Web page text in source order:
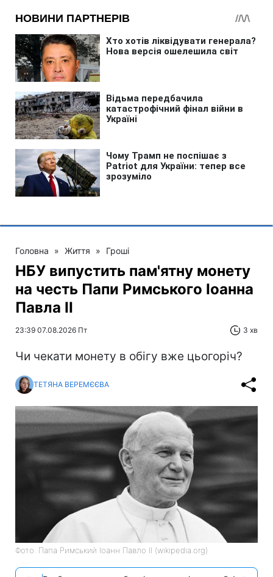
Головна » Життя » Гроші
НБУ випустить пам'ятну монету
на честь Папи Римського Іоанна
Павла II
23:39 07.08.2026 Пт 3 хв
Чи чекати монету в обігу вже цьогоріч?
ТЕТЯНА ВЕРЕМЄЄВА
Фото: Папа Римський Іоанн Павло II (wikipedia.org)